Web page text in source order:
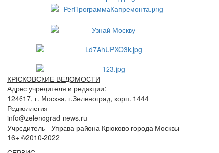
КРЮКОВСКИЕ ВЕДОМОСТИ
Адрес учредителя и редакции:
124617, г. Москва, г.Зеленоград, корп. 1444
Редколлегия
info@zelenograd-news.ru
Учредитель - Управа района Крюково города Москвы
16+ ©2010-2022